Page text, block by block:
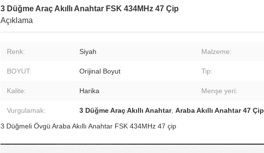
3 Düğme Araç Akıllı Anahtar FSK 434MHz 47 Çip
Açıklama
Renk: Siyah Malzeme:
BOYUT: Orijinal Boyut Tip:
Kalite: Harika Menşe yeri:
Vurgulamak: 3 Düğme Araç Akıllı Anahtar, Araba Akıllı Anahtar 47 Çip
3 Düğmeli Övgü Araba Akıllı Anahtar FSK 434MHz 47 çip